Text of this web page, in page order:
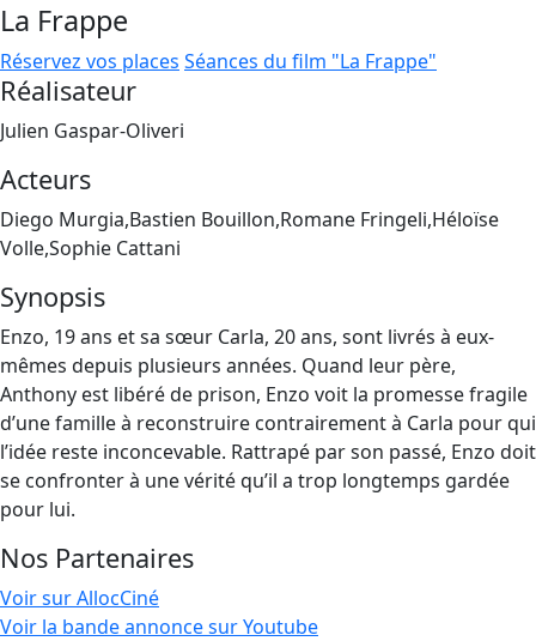
La Frappe
Réservez vos places Séances du film "La Frappe"
Réalisateur
Julien Gaspar-Oliveri
Acteurs
Diego Murgia,Bastien Bouillon,Romane Fringeli,Héloïse
Volle,Sophie Cattani
Synopsis
Enzo, 19 ans et sa sœur Carla, 20 ans, sont livrés à eux-
mêmes depuis plusieurs années. Quand leur père,
Anthony est libéré de prison, Enzo voit la promesse fragile
d’une famille à reconstruire contrairement à Carla pour qui
l’idée reste inconcevable. Rattrapé par son passé, Enzo doit
se confronter à une vérité qu’il a trop longtemps gardée
pour lui.
Nos Partenaires
Voir sur AllocCiné
Voir la bande annonce sur Youtube